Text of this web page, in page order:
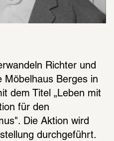
Richter und
Möbelhaus Berges in
dem Titel „Leben mit
für den
Die Aktion wird
durchgeführt.